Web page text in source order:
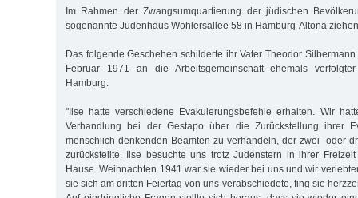
Im Rahmen der Zwangsumquartierung der jüdischen
sogenannte Judenhaus Wohlersallee 58 in Hamburg-Altona
Das folgende Geschehen schilderte ihr Vater Theodor
Februar 1971 an die Arbeitsgemeinschaft ehemals
Hamburg:
"Ilse hatte verschiedene Evakuierungsbefehle erhalten. Wir
Verhandlung bei der Gestapo über die Zurückstellung ihrer
menschlich denkenden Beamten zu verhandeln, der zwei- oder
zurückstellte. Ilse besuchte uns trotz Judenstern in ihrer Freizeit
Hause. Weihnachten 1941 war sie wieder bei uns und wir
sie sich am dritten Feiertag von uns verabschiedete, fing sie